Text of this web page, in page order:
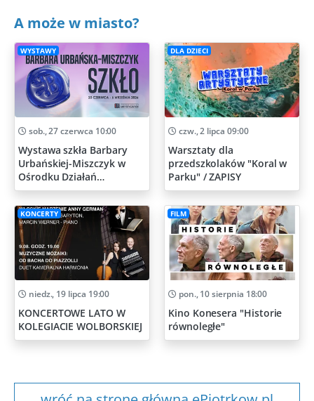
A może w miasto?
WYSTAWY
sob., 27 czerwca 10:00
Wystawa szkła Barbary
Urbańskiej-Miszczyk w
Ośrodku Działań
Artystycznych
DLA DZIECI
czw., 2 lipca 09:00
Warsztaty dla
przedszkolaków "Koral w
Parku" / ZAPISY
KONCERTY
niedz., 19 lipca 19:00
KONCERTOWE LATO W
KOLEGIACIE WOLBORSKIEJ
FILM
pon., 10 sierpnia 18:00
Kino Konesera "Historie
równoległe"